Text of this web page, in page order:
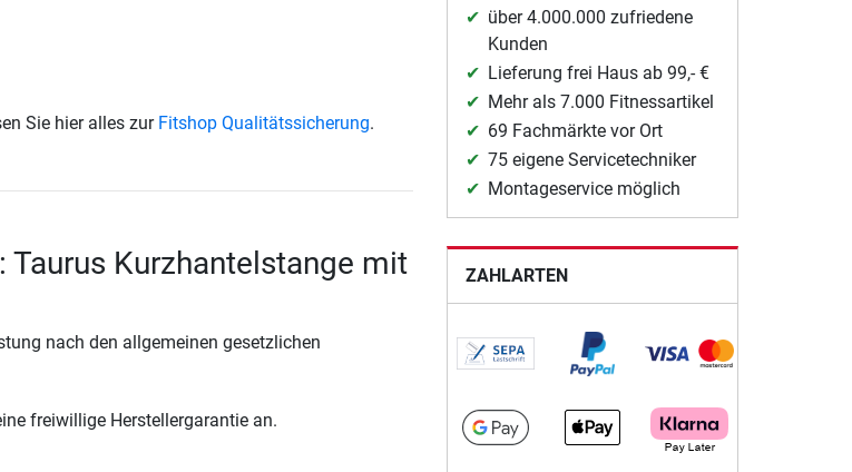
Sie hier alles zur Fitshop Qualitätssicherung.
Taurus Kurzhantelstange mit
nach den allgemeinen gesetzlichen
freiwillige Herstellergarantie an.
über 4.000.000 zufriedene
Kunden
Lieferung frei Haus ab 99,- €
Mehr als 7.000 Fitnessartikel
69 Fachmärkte vor Ort
75 eigene Servicetechniker
Montageservice möglich
ZAHLARTEN